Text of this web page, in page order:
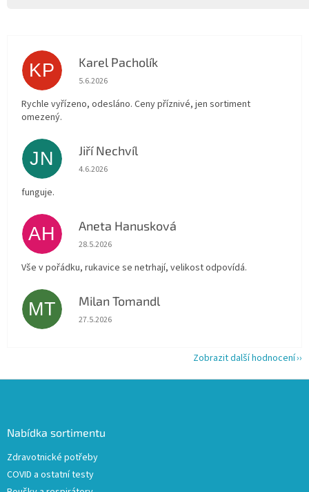
KP Karel Pacholík
Hodnocení obchodu je 4 z 5 hvězdiček.
5.6.2026
Rychle vyřízeno, odesláno. Ceny příznivé, jen sortiment
omezený.
JN Jiří Nechvíl
Hodnocení obchodu je 5 z 5 hvězdiček.
4.6.2026
funguje.
AH Aneta Hanusková
Hodnocení obchodu je 5 z 5 hvězdiček.
28.5.2026
Vše v pořádku, rukavice se netrhají, velikost odpovídá.
MT Milan Tomandl
Hodnocení obchodu je 5 z 5 hvězdiček.
27.5.2026
Zobrazit další hodnocení
Nabídka sortimentu
Zdravotnické potřeby
COVID a ostatní testy